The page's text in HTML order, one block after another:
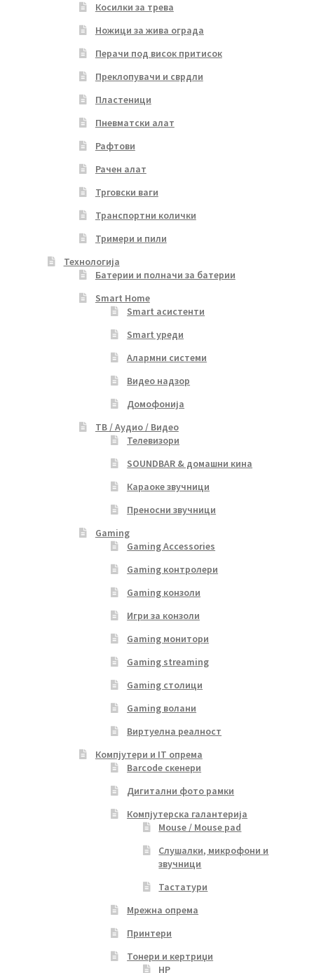
Косилки за трева
Ножици за жива ограда
Перачи под висок притисок
Преклопувачи и сврдли
Пластеници
Пневматски алат
Рафтови
Рачен алат
Трговски ваги
Транспортни колички
Тримери и пили
Технологија
Батерии и полначи за батерии
Smart Home
Smart асистенти
Smart уреди
Алармни системи
Видео надзор
Домофонија
ТВ / Аудио / Видео
Телевизори
SOUNDBAR & домашни кина
Караоке звучници
Преносни звучници
Gaming
Gaming Accessories
Gaming контролери
Gaming конзоли
Игри за конзоли
Gaming монитори
Gaming streaming
Gaming столици
Gaming волани
Виртуелна реалност
Компјутери и IT опрема
Barcode скенери
Дигитални фото рамки
Компјутерска галантерија
Mouse / Mouse pad
Слушалки, микрофони и
звучници
Тастатури
Мрежна опрема
Принтери
Тонери и кертриџи
HP